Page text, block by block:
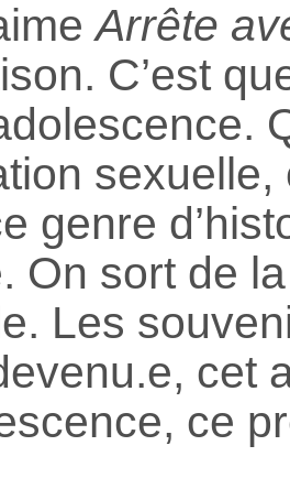
Arrête
C’est
genre
On sort de
Les
cet
ce